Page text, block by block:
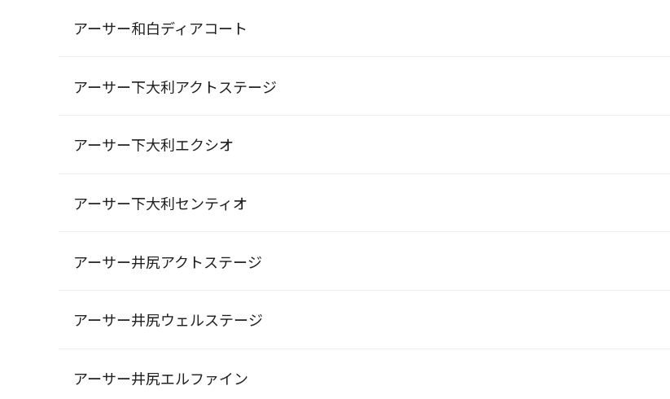
アーサー和白ディアコート
アーサー下大利アクトステージ
アーサー下大利エクシオ
アーサー下大利センティオ
アーサー井尻アクトステージ
アーサー井尻ウェルステージ
アーサー井尻エルファイン